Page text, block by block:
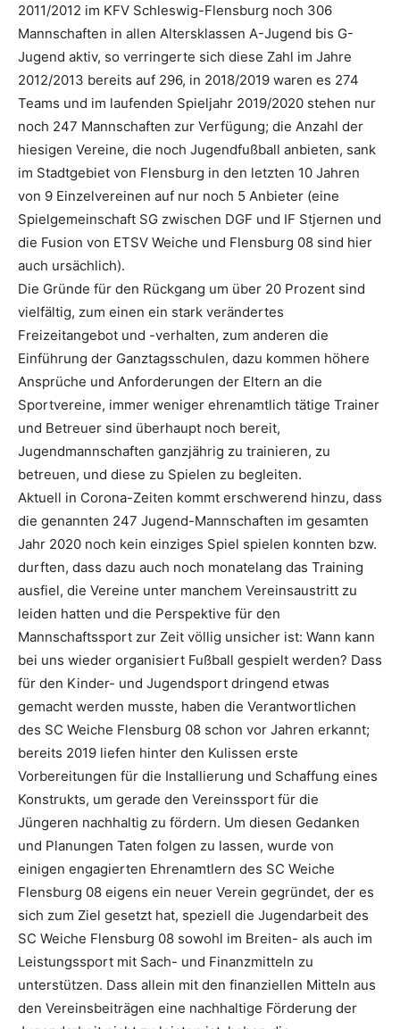
2011/2012 im KFV Schleswig-Flensburg noch 306
Mannschaften in allen Altersklassen A-Jugend bis G-
Jugend aktiv, so verringerte sich diese Zahl im Jahre
2012/2013 bereits auf 296, in 2018/2019 waren es 274
Teams und im laufenden Spieljahr 2019/2020 stehen nur
noch 247 Mannschaften zur Verfügung; die Anzahl der
hiesigen Vereine, die noch Jugendfußball anbieten, sank
im Stadtgebiet von Flensburg in den letzten 10 Jahren
von 9 Einzelvereinen auf nur noch 5 Anbieter (eine
Spielgemeinschaft SG zwischen DGF und IF Stjernen und
die Fusion von ETSV Weiche und Flensburg 08 sind hier
auch ursächlich).
Die Gründe für den Rückgang um über 20 Prozent sind
vielfältig, zum einen ein stark verändertes
Freizeitangebot und -verhalten, zum anderen die
Einführung der Ganztagsschulen, dazu kommen höhere
Ansprüche und Anforderungen der Eltern an die
Sportvereine, immer weniger ehrenamtlich tätige Trainer
und Betreuer sind überhaupt noch bereit,
Jugendmannschaften ganzjährig zu trainieren, zu
betreuen, und diese zu Spielen zu begleiten.
Aktuell in Corona-Zeiten kommt erschwerend hinzu, dass
die genannten 247 Jugend-Mannschaften im gesamten
Jahr 2020 noch kein einziges Spiel spielen konnten bzw.
durften, dass dazu auch noch monatelang das Training
ausfiel, die Vereine unter manchem Vereinsaustritt zu
leiden hatten und die Perspektive für den
Mannschaftssport zur Zeit völlig unsicher ist: Wann kann
bei uns wieder organisiert Fußball gespielt werden? Dass
für den Kinder- und Jugendsport dringend etwas
gemacht werden musste, haben die Verantwortlichen
des SC Weiche Flensburg 08 schon vor Jahren erkannt;
bereits 2019 liefen hinter den Kulissen erste
Vorbereitungen für die Installierung und Schaffung eines
Konstrukts, um gerade den Vereinssport für die
Jüngeren nachhaltig zu fördern. Um diesen Gedanken
und Planungen Taten folgen zu lassen, wurde von
einigen engagierten Ehrenamtlern des SC Weiche
Flensburg 08 eigens ein neuer Verein gegründet, der es
sich zum Ziel gesetzt hat, speziell die Jugendarbeit des
SC Weiche Flensburg 08 sowohl im Breiten- als auch im
Leistungssport mit Sach- und Finanzmitteln zu
unterstützen. Dass allein mit den finanziellen Mitteln aus
den Vereinsbeiträgen eine nachhaltige Förderung der